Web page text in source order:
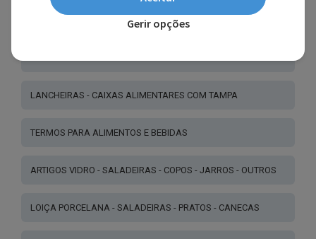
TRAVESSAS E ASSADEIRAS PARA FORNO - VIDRO - OUTROS
LANCHEIRAS - CAIXAS ALIMENTARES COM TAMPA
TERMOS PARA ALIMENTOS E BEBIDAS
ARTIGOS VIDRO - SALADEIRAS - COPOS - JARROS - OUTROS
LOIÇA PORCELANA - SALADEIRAS - PRATOS - CANECAS
Gerir opções